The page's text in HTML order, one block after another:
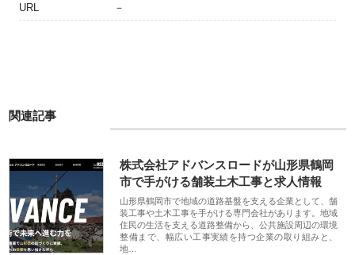
URL －
関連記事
株式会社アドバンスロードが山形県鶴岡
市で手がける舗装土木工事と求人情報
山形県鶴岡市で地域の道路基盤を支える企業として、舗
装工事や土木工事を手がける専門会社があります。地域
住民の生活を支える道路整備から、公共施設周辺の環境
整備まで、幅広い工事実績を持つ企業の取り組みと、
地…